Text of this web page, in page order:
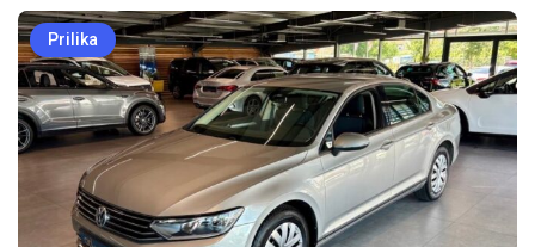
Prilika